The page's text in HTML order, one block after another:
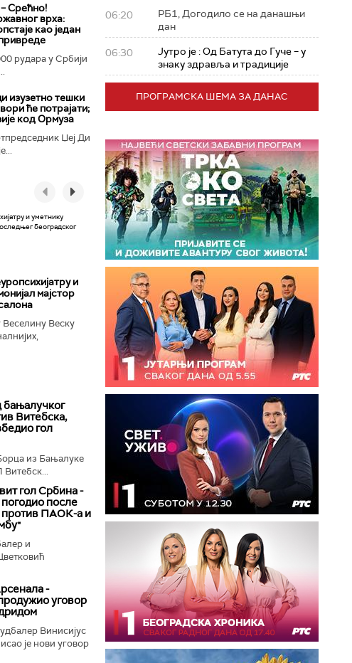
Срећно!
врха:
као један
рудара у Србији
изузетно тешки
ће потрајати;
код Ормуза
Џеј Ди
и
мајстор
Веселину Веску
Витебска,
гол
из Бањалуке
гол Србина -
после
против ПАОК-а и
и
-
уговор
Винисијус
је нови уговор
06:20
РБ1, Догодило се на данашњи
дан
06:30
Јутро је : Од Батута до Гуче – у
знаку здравља и традиције
ПРОГРАМСКА ШЕМА ЗА ДАНАС